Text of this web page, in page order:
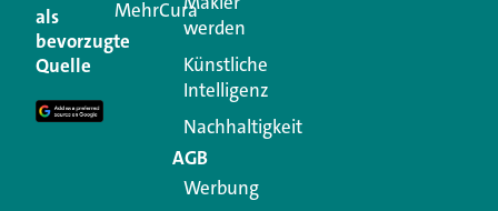
Ihre E-Mail-Adresse wird nicht veröffentlicht.
Erforderliche Felder sind mit
Kommentar
als
bevorzugte
Quelle
MehrCura
werden
Künstliche
Intelligenz
Nachhaltigkeit
AGB
Werbung